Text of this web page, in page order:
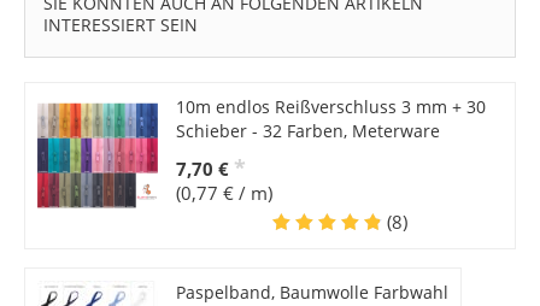
INTERESSIERT SEIN
10m endlos Reißverschluss 3 mm + 30
Schieber - 32 Farben, Meterware
7,70 € *
(0,77 € / m)
(8)
Paspelband, Baumwolle Farbwahl